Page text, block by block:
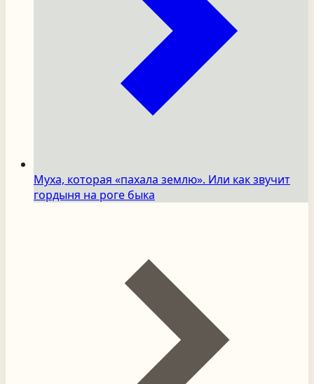
Муха, которая «пахала землю». Или как звучит
гордыня на роге быка